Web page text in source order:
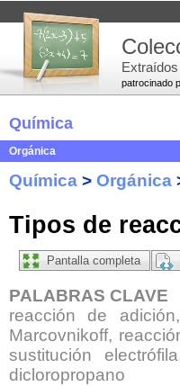
patrocinado
Química
Orgánica
Química > Orgánica
Tipos de
Pantalla completa
PALABRAS CLAVE
reacción de
Marcovnikoff,
sustitución
dicloropropano